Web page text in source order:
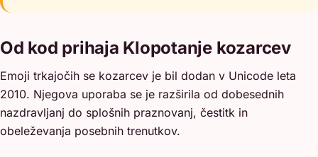
Od kod prihaja Klopotanje kozarcev
Emoji trkajočih se kozarcev je bil dodan v Unicode leta
2010. Njegova uporaba se je razširila od dobesednih
nazdravljanj do splošnih praznovanj, čestitk in
obeleževanja posebnih trenutkov.